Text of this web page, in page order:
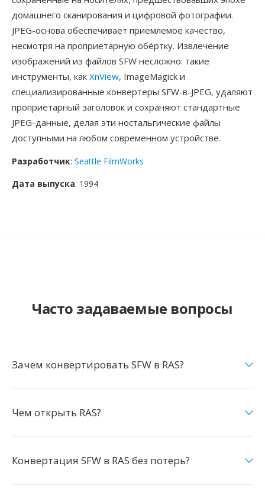
домашнего сканирования и цифровой фотографии.
JPEG-основа обеспечивает приемлемое качество,
несмотря на проприетарную обёртку. Извлечение
изображений из файлов SFW несложно: такие
инструменты, как XnView, ImageMagick и
специализированные конвертеры SFW-в-JPEG, удаляют
проприетарный заголовок и сохраняют стандартные
JPEG-данные, делая эти ностальгические файлы
доступными на любом современном устройстве.
Разработчик: Seattle FilmWorks
Дата выпуска: 1994
Часто задаваемые вопросы
Зачем конвертировать SFW в RAS?
Чем открыть RAS?
Конвертация SFW в RAS без потерь?